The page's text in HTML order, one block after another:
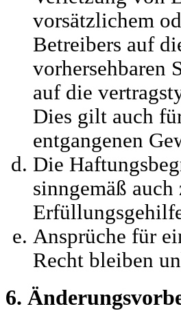
vorsätzlichem
Betreibers auf
vorhersehbaren
auf die
Dies gilt auch
entgangenen
Die
sinngemäß
Ansprüche für
Recht bleiben
6.